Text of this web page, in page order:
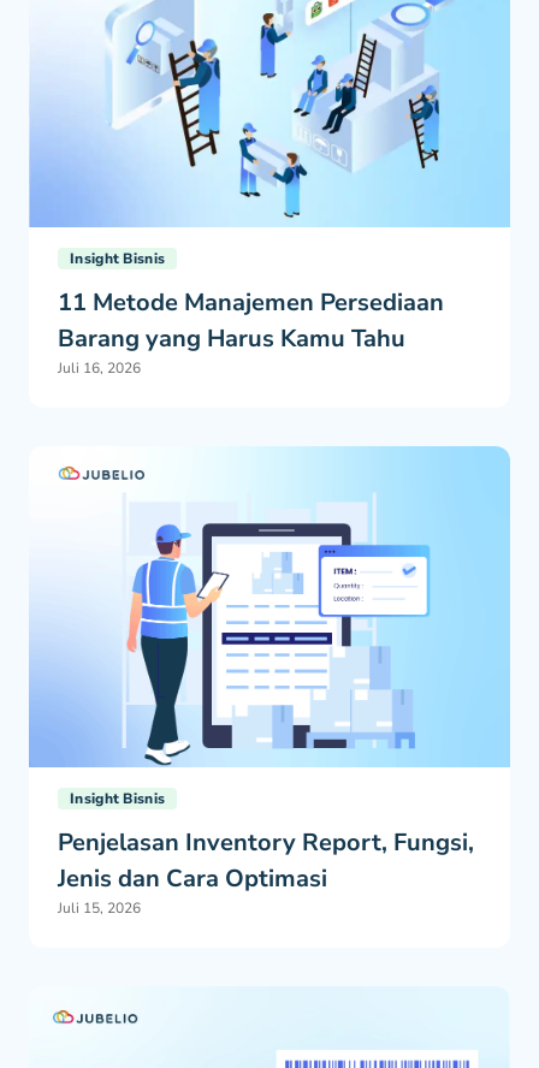
Insight Bisnis
11 Metode Manajemen Persediaan
Barang yang Harus Kamu Tahu
Juli 16, 2026
Insight Bisnis
Penjelasan Inventory Report, Fungsi,
Jenis dan Cara Optimasi
Juli 15, 2026